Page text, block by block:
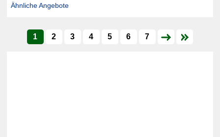
Ähnliche Angebote
1 2 3 4 5 6 7